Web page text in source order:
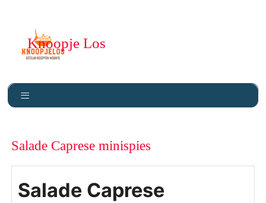
Knoopje Los
Salade Caprese minispies
Salade Caprese